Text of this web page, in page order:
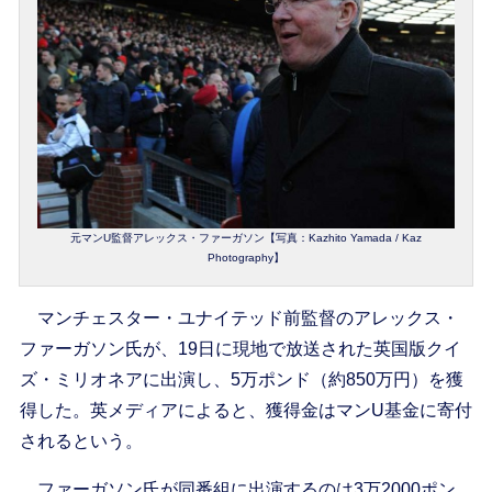
元マンU監督アレックス・ファーガソン【写真：Kazhito Yamada / Kaz
Photography】
マンチェスター・ユナイテッド前監督のアレックス・
ファーガソン氏が、19日に現地で放送された英国版クイ
ズ・ミリオネアに出演し、5万ポンド（約850万円）を獲
得した。英メディアによると、獲得金はマンU基金に寄付
されるという。